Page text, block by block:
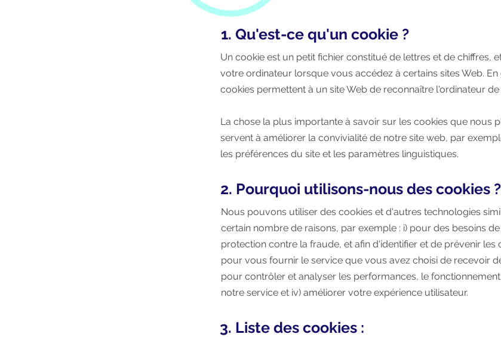
1. Qu'est-ce qu'un cookie ?
Un cookie est un petit fichier constitué de lettres et de chiffres,
votre ordinateur lorsque vous accédez à certains sites Web. En
cookies permettent à un site Web de reconnaître l'ordinateur de
La chose la plus importante à savoir sur les cookies que nous
servent à améliorer la convivialité de notre site web, par
les préférences du site et les paramètres linguistiques.
2. Pourquoi utilisons-nous des cookies ?
Nous pouvons utiliser des cookies et d'autres technologies
certain nombre de raisons, par exemple : i) pour des besoins
protection contre la fraude, et afin d'identifier et de prévenir les
pour vous fournir le service que vous avez choisi de recevoir
pour contrôler et analyser les performances, le
notre service et iv) améliorer votre expérience utilisateur.
3. Liste des cookies :